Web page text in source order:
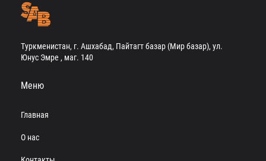
Туркменистан, г. Ашхабад, Пайтагт базар (Мир базар), ул.
Юнус Эмре , маг. 140
Меню
Главная
О нас